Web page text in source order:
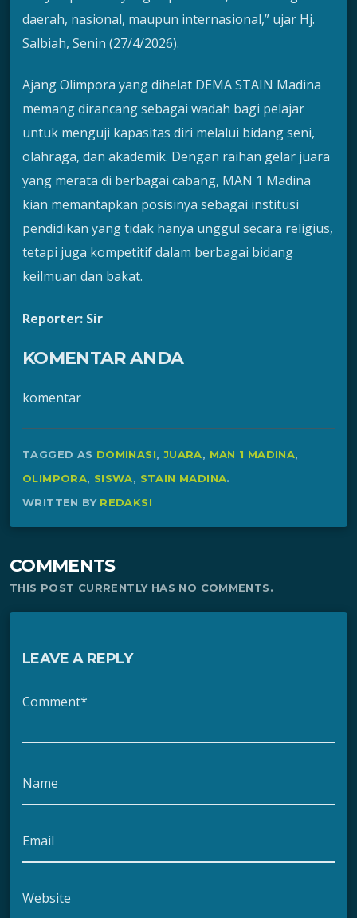
daerah, nasional, maupun internasional,” ujar Hj.
Salbiah, Senin (27/4/2026).
Ajang Olimpora yang dihelat DEMA STAIN Madina
memang dirancang sebagai wadah bagi pelajar
untuk menguji kapasitas diri melalui bidang seni,
olahraga, dan akademik. Dengan raihan gelar juara
yang merata di berbagai cabang, MAN 1 Madina
kian memantapkan posisinya sebagai institusi
pendidikan yang tidak hanya unggul secara religius,
tetapi juga kompetitif dalam berbagai bidang
keilmuan dan bakat.
Reporter: Sir
KOMENTAR ANDA
komentar
TAGGED AS DOMINASI, JUARA, MAN 1 MADINA,
OLIMPORA, SISWA, STAIN MADINA.
WRITTEN BY REDAKSI
COMMENTS
THIS POST CURRENTLY HAS NO COMMENTS.
LEAVE A REPLY
Comment*
Name
Email
Website